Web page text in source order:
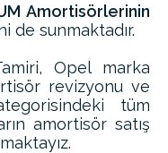
Amortisörlerinin
de sunmaktadır.
Opel marka
revizyonu ve
tüm
amortisör satış